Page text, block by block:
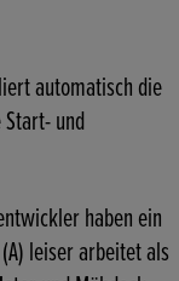
automatisch die
und
haben ein
leiser arbeitet als